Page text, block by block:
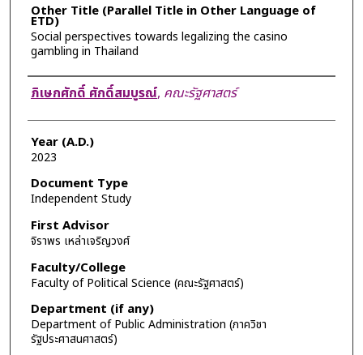
Other Title (Parallel Title in Other Language of
ETD)
Social perspectives towards legalizing the casino
gambling in Thailand
Author
ภิเษกศักดิ์ ศักดิ์สมบูรณ์, คณะรัฐศาสตร์
Year (A.D.)
2023
Document Type
Independent Study
First Advisor
จิราพร เหล่าเจริญวงศ์
Faculty/College
Faculty of Political Science (คณะรัฐศาสตร์)
Department (if any)
Department of Public Administration (ภาควิชา
รัฐประศาสนศาสตร์)